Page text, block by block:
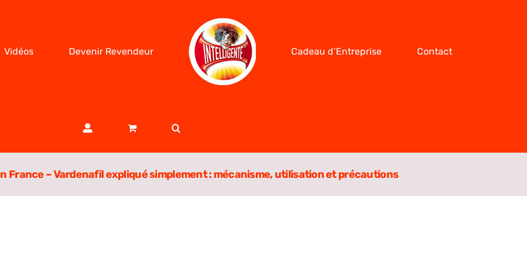
Vidéos Devenir Revendeur Cadeau d’Entreprise Contact
France – Vardenafil expliqué simplement : mécanisme, utilisation et précautions